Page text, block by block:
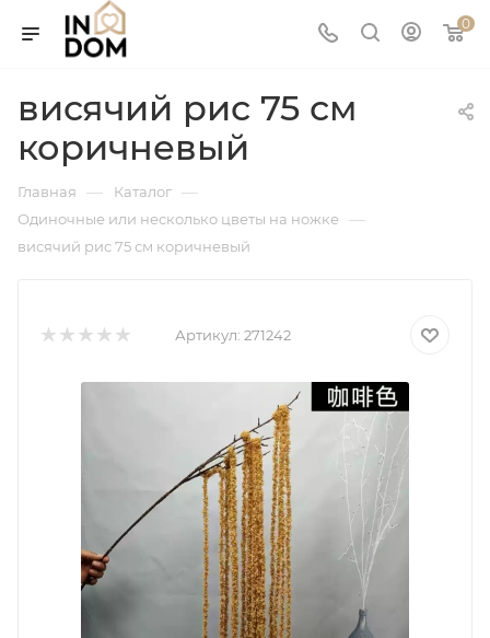
0
висячий рис 75 см
коричневый
Главная — Каталог —
Одиночные или несколько цветы на ножке —
висячий рис 75 см коричневый
Артикул: 271242